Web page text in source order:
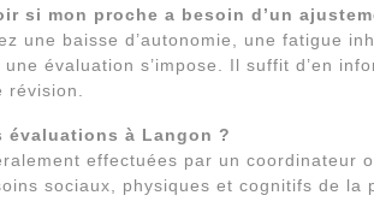
si mon proche a besoin d’un
une baisse d’autonomie, une fatigue
évaluation s’impose. Il suffit d’en
révision.
évaluations à Langon ?
effectuées par un coordinateur
sociaux, physiques et cognitifs de la